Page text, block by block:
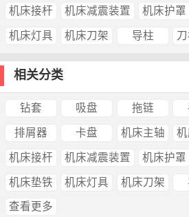
机床接杆 机床减震装置 机床护罩
机床灯具 机床刀架 导柱
相关分类
钻套 吸盘 拖链
排屑器 卡盘 机床主轴
机床接杆 机床减震装置 机床护罩
机床垫铁 机床灯具 机床刀架
查看更多